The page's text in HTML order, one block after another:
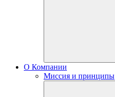
О Компании
Миссия и принципы